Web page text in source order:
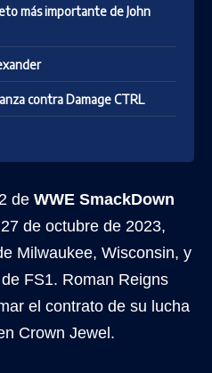
más importante de John
contra Damage CTRL
de WWE SmackDown
de octubre de 2023,
Milwaukee, Wisconsin, y
FS1. Roman Reigns
el contrato de su lucha
Crown Jewel.